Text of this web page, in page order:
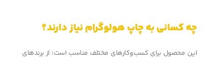
چه کسانی به چاپ هولوگرام نیاز دارند؟
این محصول برای کسب‌وکارهای مختلف مناسب است؛ از برندهای